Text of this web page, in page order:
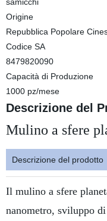
Origine
Repubblica Popolare
Codice SA
8479820090
Capacità di Produzione
1000 pz/mese
Descrizione del
Mulino a sfere
Descrizione del prodotto
Il mulino a sfere
nanometro, sviluppo